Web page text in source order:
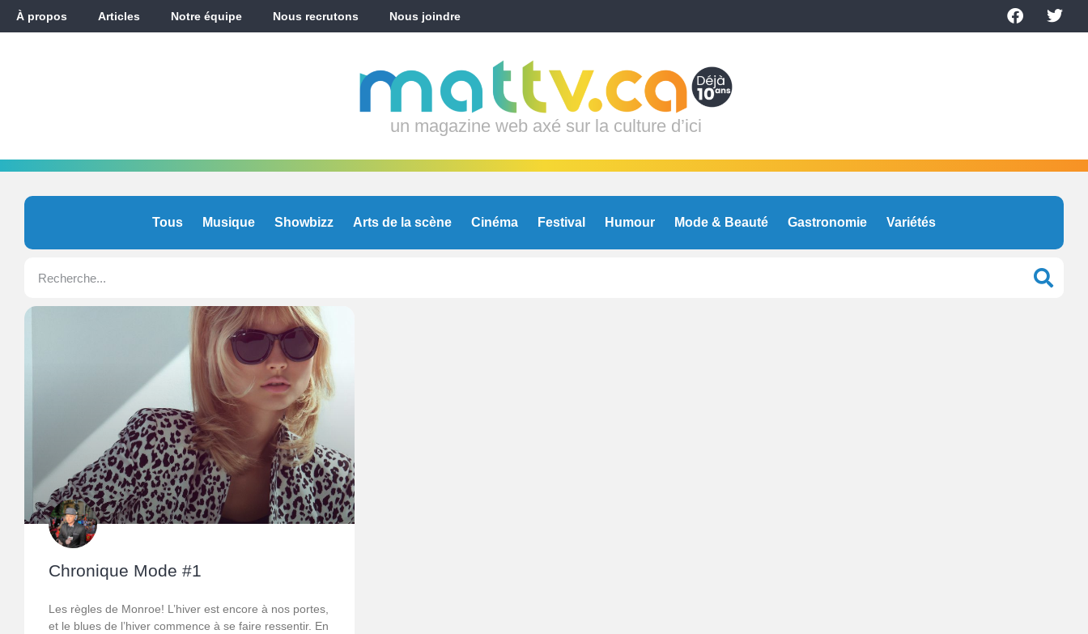
À propos Articles Notre équipe Nous recrutons Nous joindre
un magazine web axé sur la culture d’ici
Tous Musique Showbizz Arts de la scène Cinéma Festival Humour Mode & Beauté Gastronomie Variétés
Chronique Mode #1
Les règles de Monroe! L’hiver est encore à nos portes,
et le blues de l’hiver commence à se faire ressentir. En